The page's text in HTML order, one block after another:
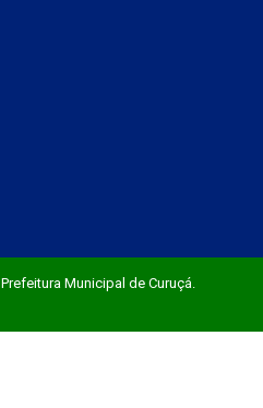
Municipal de Curuçá.